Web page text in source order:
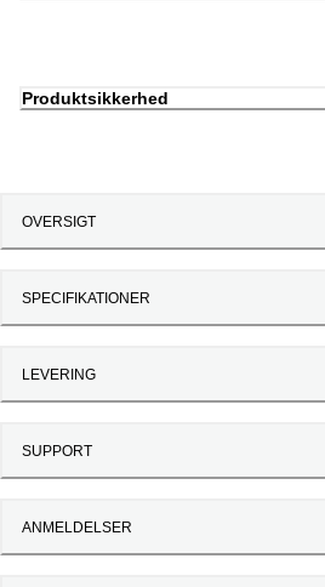
Produktsikkerhed
OVERSIGT
SPECIFIKATIONER
LEVERING
SUPPORT
ANMELDELSER